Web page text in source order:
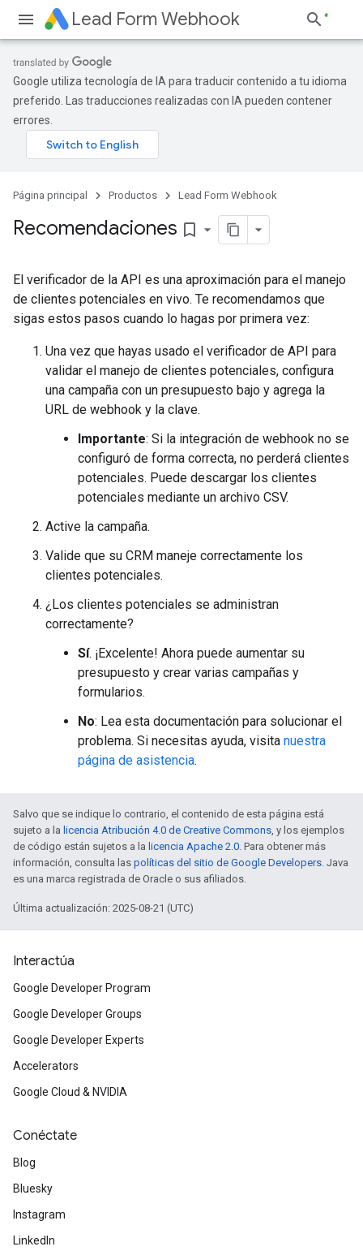
Lead Form Webhook
Google utiliza tecnología de IA para traducir contenido a tu idioma
preferido. Las traducciones realizadas con IA pueden contener
errores.
Página principal Productos Lead Form Webhook
Recomendaciones bookmark_border
El verificador de la API es una aproximación para el manejo
de clientes potenciales en vivo. Te recomendamos que
sigas estos pasos cuando lo hagas por primera vez:
Una vez que hayas usado el verificador de API para
validar el manejo de clientes potenciales, configura
una campaña con un presupuesto bajo y agrega la
URL de webhook y la clave.
Importante: Si la integración de webhook no se
configuró de forma correcta, no perderá clientes
potenciales. Puede descargar los clientes
potenciales mediante un archivo CSV.
Active la campaña.
Valide que su CRM maneje correctamente los
clientes potenciales.
¿Los clientes potenciales se administran
correctamente?
Sí. ¡Excelente! Ahora puede aumentar su
presupuesto y crear varias campañas y
formularios.
No: Lea esta documentación para solucionar el
problema. Si necesitas ayuda, visita nuestra
página de asistencia.
Salvo que se indique lo contrario, el contenido de esta página está
sujeto a la licencia Atribución 4.0 de Creative Commons, y los ejemplos
de código están sujetos a la licencia Apache 2.0. Para obtener más
información, consulta las políticas del sitio de Google Developers. Java
es una marca registrada de Oracle o sus afiliados.
Última actualización: 2025-08-21 (UTC)
Interactúa
Google Developer Program
Google Developer Groups
Google Developer Experts
Accelerators
Google Cloud & NVIDIA
Conéctate
Blog
Bluesky
Instagram
LinkedIn